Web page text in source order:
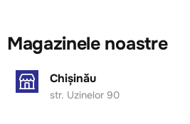
Magazinele noastre
Chișinău
str. Uzinelor 90